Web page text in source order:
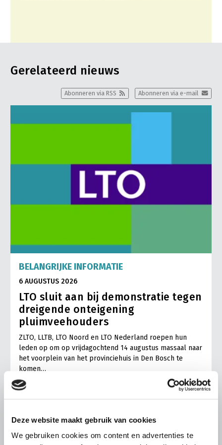
Deze website maakt gebruik van cookies
We gebruiken cookies om content en advertenties te
Gerelateerd nieuws
Abonneren via e-mail
Abonneren via RSS
BELANGRIJKE INFORMATIE
6 AUGUSTUS 2026
LTO sluit aan bij demonstratie tegen
dreigende onteigening
pluimveehouders
ZLTO, LLTB, LTO Noord en LTO Nederland roepen hun
leden op om op vrijdagochtend 14 augustus massaal naar
het voorplein van het provinciehuis in Den Bosch te
komen…
Lees meer